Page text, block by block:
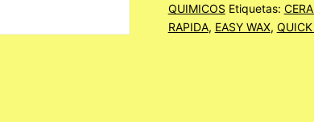
QUIMICOS Etiquetas:
RAPIDA, EASY WAX,